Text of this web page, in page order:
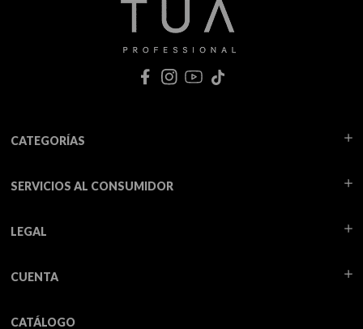
CATEGORÍAS
SERVICIOS AL CONSUMIDOR
LEGAL
CUENTA
CATÁLOGO